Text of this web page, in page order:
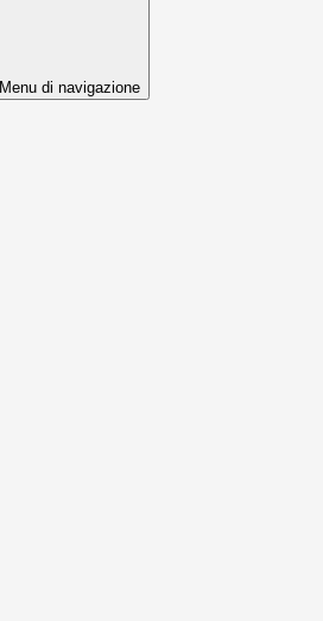
Menu di navigazione